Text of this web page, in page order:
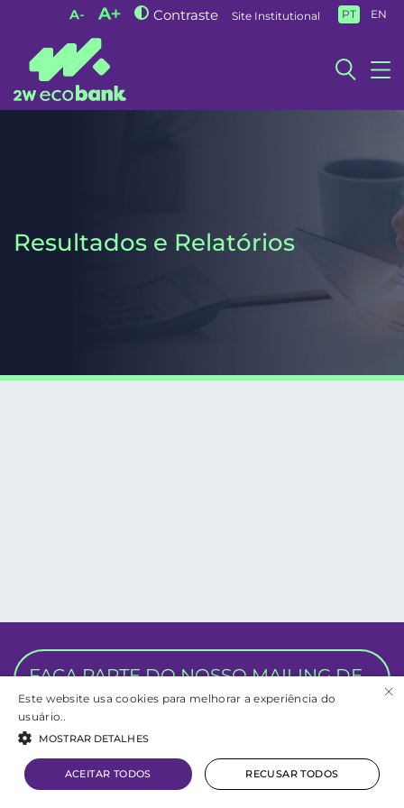
Contraste Site Institutional PT EN
Resultados e Relatórios
FAÇA PARTE DO NOSSO MAILING DE
R.I
×
Este website usa cookies para melhorar a experiência do
usuário..
MOSTRAR DETALHES
ACEITAR TODOS RECUSAR TODOS